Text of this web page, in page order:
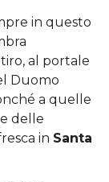
in questo
al portale
Duomo
a quelle
delle
in Santa